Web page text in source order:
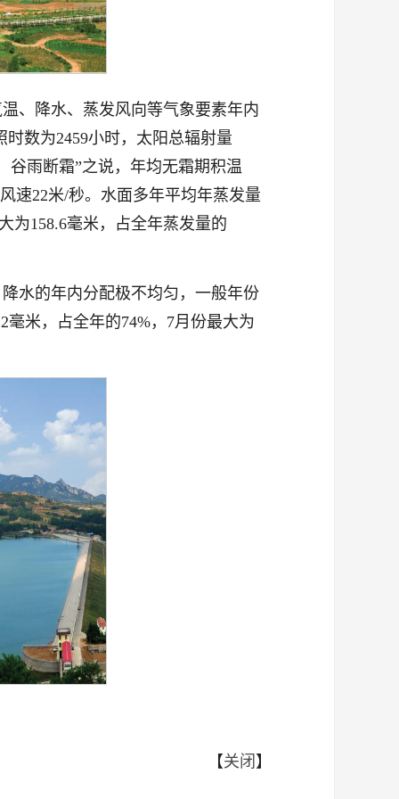
、降水、蒸发风向等气象要素年内
数为2459小时，太阳总辐射量
谷雨断霜”之说，年均无霜期积温
速22米/秒。水面多年平均年蒸发量
为158.6毫米，占全年蒸发量的
水的年内分配极不均匀，一般年份
米，占全年的74%，7月份最大为
【关闭 】